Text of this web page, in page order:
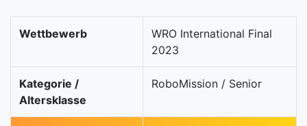
Wettbewerb
WRO International Final
2023
Kategorie /
Altersklasse
RoboMission / Senior